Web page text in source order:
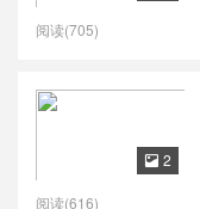
阅读(705)
 2
阅读(616)